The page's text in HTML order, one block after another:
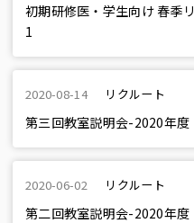
初期研修医・学生向け 春季
1
2020-08-14 リクルート
第三回教室説明会-2020年度
2020-06-02 リクルート
第二回教室説明会-2020年度